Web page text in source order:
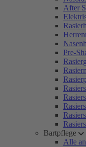
After
Pre-
Bartpflege
Alle